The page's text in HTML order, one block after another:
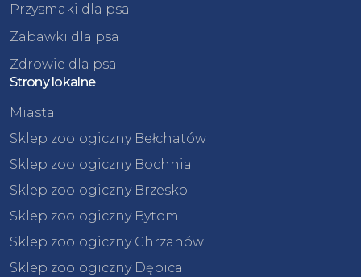
Przysmaki dla psa
Zabawki dla psa
Zdrowie dla psa
Strony lokalne
Miasta
Sklep zoologiczny Bełchatów
Sklep zoologiczny Bochnia
Sklep zoologiczny Brzesko
Sklep zoologiczny Bytom
Sklep zoologiczny Chrzanów
Sklep zoologiczny Dębica